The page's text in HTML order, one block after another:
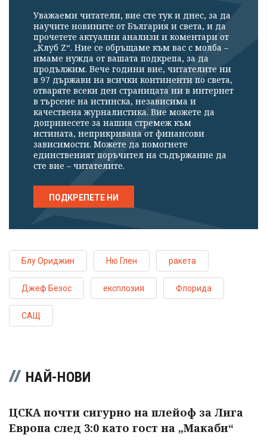
излязохте от
профила си!
Уважаеми читатели, вие сте тук и днес, за да
научите новините от България и света, и да
прочетете актуални анализи и коментари от
„Клуб Z“. Ние се обръщаме към вас с молба –
имаме нужда от вашата подкрепа, за да
продължим. Вече години вие, читателите ни
в 97 държави на всички континенти по света,
отваряте всеки ден страницата ни в интернет
в търсене на истинска, независима и
качествена журналистика. Вие можете да
допринесете за нашия стремеж към
истината, неприкривана от финансови
зависимости. Можете да помогнете
единственият поръчител на съдържание да
сте вие – читателите.
ПОДКРЕПЕТЕ НИ
Блу Ориджин Ню Глен ракета
Джеф Безос експлозия Флорида
САЩ
НАЙ-НОВИ
ЦСКА почти сигурно на плейоф за Лига
Европа след 3:0 като гост на „Макаби“